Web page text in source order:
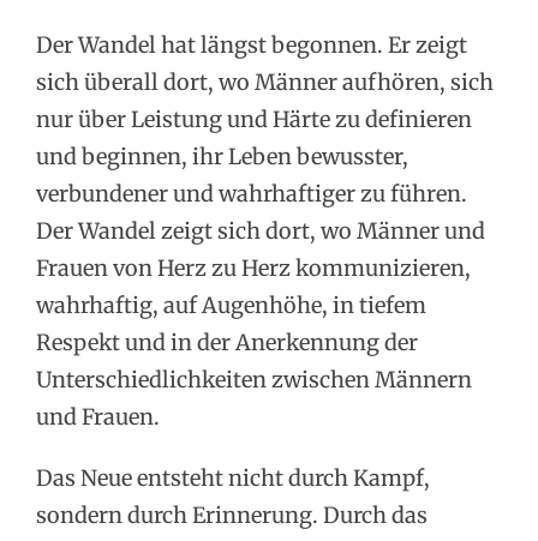
Der Wandel hat längst begonnen. Er zeigt
sich überall dort, wo Männer aufhören, sich
nur über Leistung und Härte zu definieren
und beginnen, ihr Leben bewusster,
verbundener und wahrhaftiger zu führen.
Der Wandel zeigt sich dort, wo Männer und
Frauen von Herz zu Herz kommunizieren,
wahrhaftig, auf Augenhöhe, in tiefem
Respekt und in der Anerkennung der
Unterschiedlichkeiten zwischen Männern
und Frauen.
Das Neue entsteht nicht durch Kampf,
sondern durch Erinnerung. Durch das